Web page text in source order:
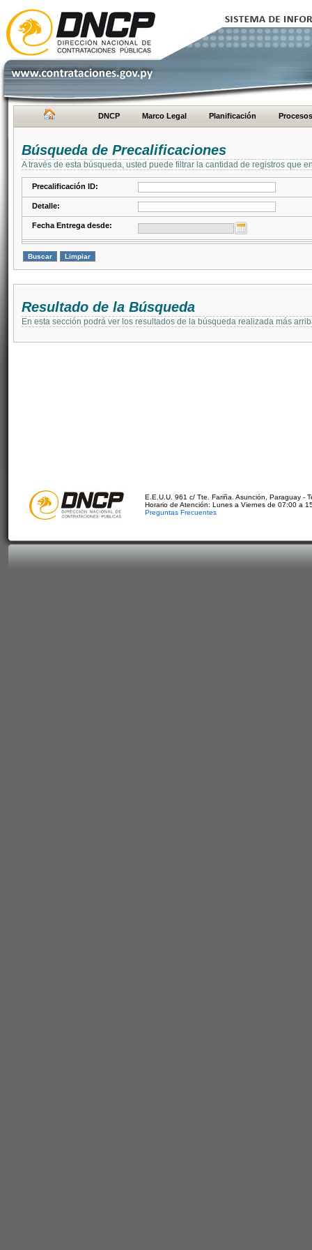
DNCP Marco Legal Planificación Procesos
Búsqueda de Precalificaciones
A través de esta búsqueda, usted puede filtrar la cantidad de registros que
Precalificación ID:
Detalle:
Fecha Entrega desde:
Resultado de la Búsqueda
En esta sección podrá ver los resultados de la búsqueda realizada más
E.E.U.U. 961 c/ Tte. Fariña. Asunción, Paraguay -
Horario de Atención: Lunes a Viernes de 07:00 a
Preguntas Frecuentes